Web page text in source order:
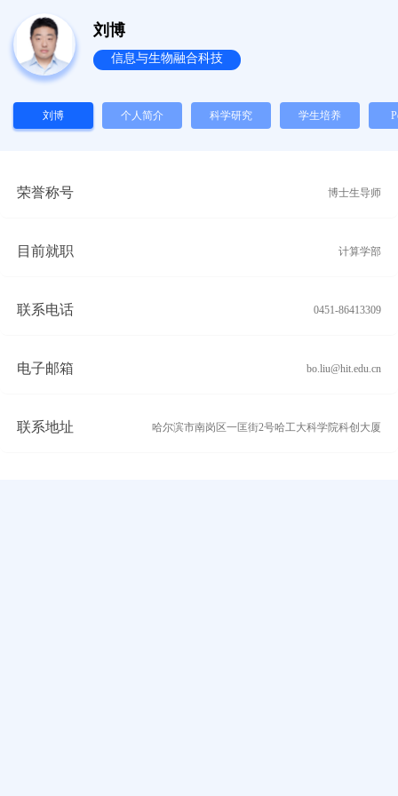
刘博
信息与生物融合科技
刘博 个人简介 科学研究 学生培养
荣誉称号 博士生导师
目前就职 计算学部
联系电话 0451-86413309
电子邮箱 bo.liu@hit.edu.cn
联系地址 哈尔滨市南岗区一匡街2号哈工大科学院科创大厦